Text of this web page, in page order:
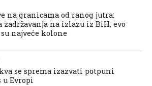
na granicama od ranog jutra:
zadržavanja na izlazu iz BiH, evo
najveće kolone
se sprema izazvati potpuni
u Evropi